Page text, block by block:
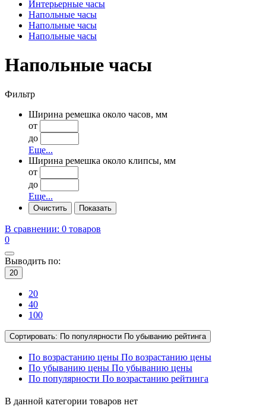
Интерьерные часы
Напольные часы
Напольные часы
Напольные часы
Напольные часы
Фильтр
Ширина ремешка около часов, мм
от
до
Еще...
Ширина ремешка около клипсы, мм
от
до
Еще...
В сравнении: 0 товаров
0
Выводить по:
20
20
40
100
Сортировать: По популярности По убыванию рейтинга
По возрастанию цены По возрастанию цены
По убыванию цены По убыванию цены
По популярности По возрастанию рейтинга
В данной категории товаров нет